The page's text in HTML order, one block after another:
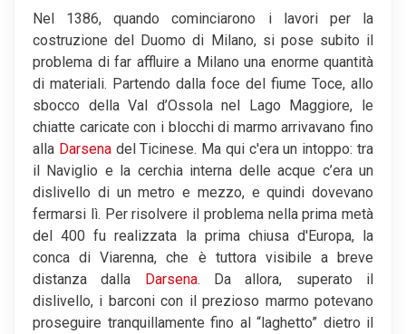
Nel 1386, quando cominciarono i lavori per la
costruzione del Duomo di Milano, si pose subito il
problema di far affluire a Milano una enorme quantità
di materiali. Partendo dalla foce del fiume Toce, allo
sbocco della Val d’Ossola nel Lago Maggiore, le
chiatte caricate con i blocchi di marmo arrivavano fino
alla Darsenadel Ticinese. Ma qui c'era un intoppo: tra
il Naviglio e la cerchia interna delle acque c’era un
dislivello di un metro e mezzo, e quindi dovevano
fermarsi lì. Per risolvere il problema nella prima metà
del 400 fu realizzata la prima chiusa d'Europa, la
conca di Viarenna, che è tuttora visibile a breve
distanza dalla Darsena. Da allora, superato il
dislivello, i barconi con il prezioso marmo potevano
proseguire tranquillamente fino al “laghetto” dietro il